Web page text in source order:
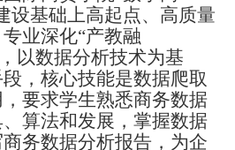
设基础上高起点、高质量
业深化“产教融
以数据分析技术为基
，核心技能是数据爬取
要求学生熟悉商务数据
算法和发展，掌握数据
务数据分析报告，为企